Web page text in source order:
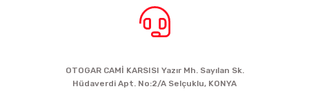
OTOGAR CAMİ KARSISI Yazır Mh. Sayılan Sk.
Hüdaverdi Apt. No:2/A Selçuklu, KONYA